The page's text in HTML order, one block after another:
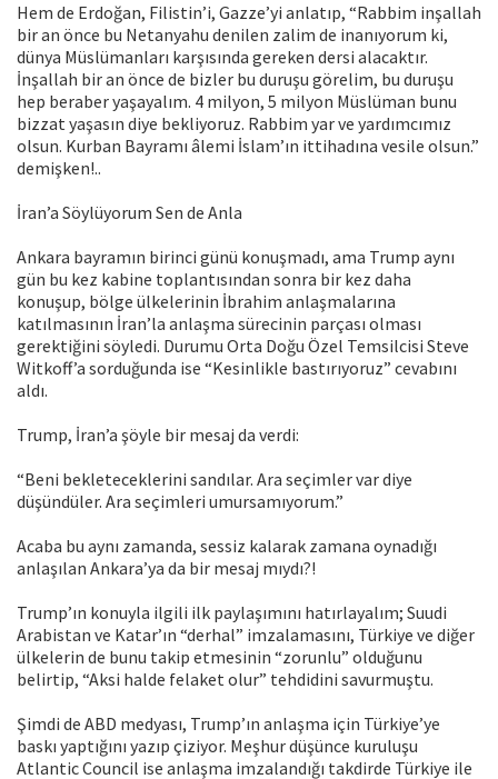
Hem de Erdoğan, Filistin’i, Gazze’yi anlatıp, “Rabbim inşallah
bir an önce bu Netanyahu denilen zalim de inanıyorum ki,
dünya Müslümanları karşısında gereken dersi alacaktır.
İnşallah bir an önce de bizler bu duruşu görelim, bu duruşu
hep beraber yaşayalım. 4 milyon, 5 milyon Müslüman bunu
bizzat yaşasın diye bekliyoruz. Rabbim yar ve yardımcımız
olsun. Kurban Bayramı âlemi İslam’ın ittihadına vesile olsun.”
demişken!..
İran’a Söylüyorum Sen de Anla
Ankara bayramın birinci günü konuşmadı, ama Trump aynı
gün bu kez kabine toplantısından sonra bir kez daha
konuşup, bölge ülkelerinin İbrahim anlaşmalarına
katılmasının İran’la anlaşma sürecinin parçası olması
gerektiğini söyledi. Durumu Orta Doğu Özel Temsilcisi Steve
Witkoff’a sorduğunda ise “Kesinlikle bastırıyoruz” cevabını
aldı.
Trump, İran’a şöyle bir mesaj da verdi:
“Beni bekleteceklerini sandılar. Ara seçimler var diye
düşündüler. Ara seçimleri umursamıyorum.”
Acaba bu aynı zamanda, sessiz kalarak zamana oynadığı
anlaşılan Ankara’ya da bir mesaj mıydı?!
Trump’ın konuyla ilgili ilk paylaşımını hatırlayalım; Suudi
Arabistan ve Katar’ın “derhal” imzalamasını, Türkiye ve diğer
ülkelerin de bunu takip etmesinin “zorunlu” olduğunu
belirtip, “Aksi halde felaket olur” tehdidini savurmuştu.
Şimdi de ABD medyası, Trump’ın anlaşma için Türkiye’ye
baskı yaptığını yazıp çiziyor. Meşhur düşünce kuruluşu
Atlantic Council ise anlaşma imzalandığı takdirde Türkiye ile